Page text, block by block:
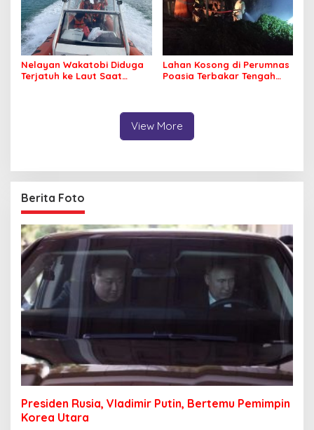
Nelayan Wakatobi Diduga
Terjatuh ke Laut Saat
Lahan Kosong di Perumnas
Poasia Terbakar Tengah
View More
Berita Foto
Presiden Rusia, Vladimir Putin, Bertemu Pemimpin
Korea Utara